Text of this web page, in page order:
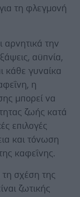
τη φλεγμονή
αρνητικά την
αϋπνία,
κάθε γυναίκα
η
μπορεί να
ζωής κατά
επιλογές
και τόνωση
καφεΐνης.
σχέση της
ζωτικής